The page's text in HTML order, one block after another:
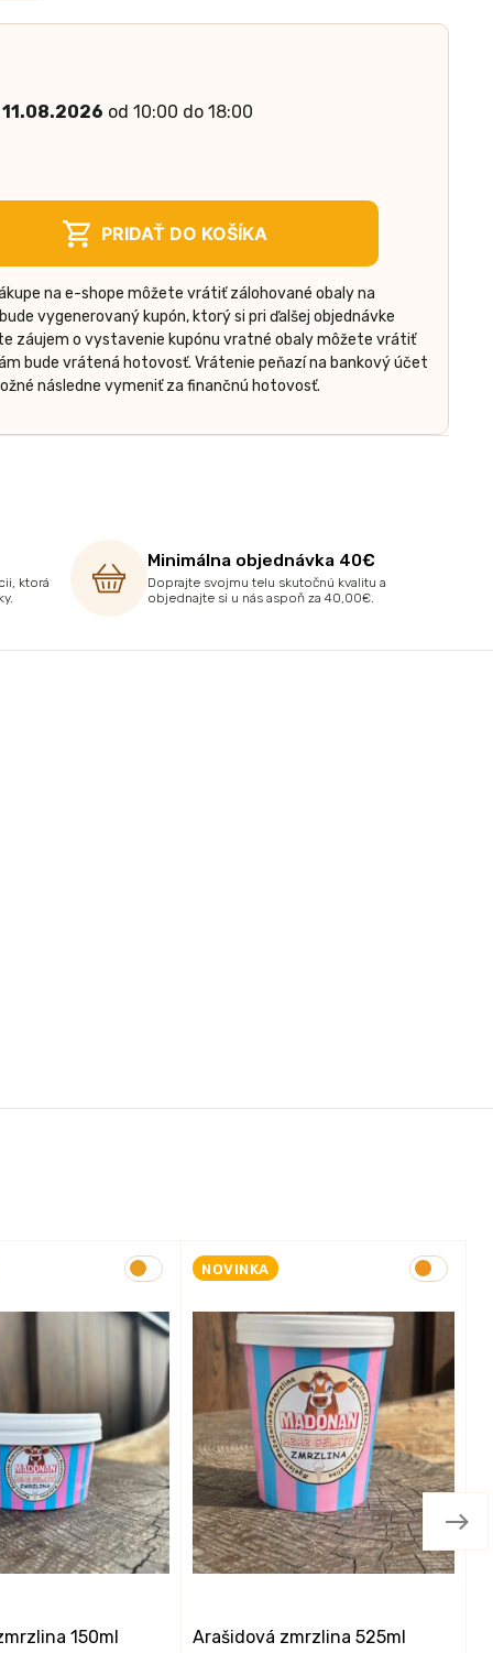
od 10:00 do 18:00
PRIDAŤ DO KOŠÍKA
na e-shope môžete vrátiť zálohované obaly na
vygenerovaný kupón, ktorý si pri ďalšej objednávke
záujem o vystavenie kupónu vratné obaly môžete vrátiť
bude vrátená hotovosť. Vrátenie peňazí na bankový účet
následne vymeniť za finančnú hotovosť.
ktorá
Minimálna objednávka 40€
Doprajte svojmu telu skutočnú kvalitu a
objednajte si u nás aspoň za 40,00€.
150ml
NOVINKA
Arašidová zmrzlina 525ml